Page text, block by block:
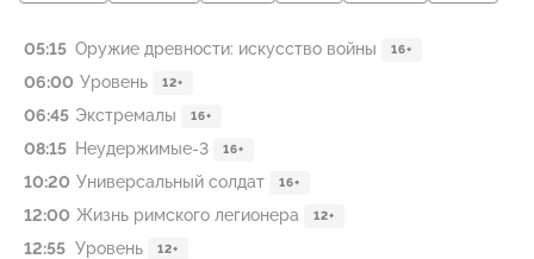
05:15 Оружие древности: искусство войны 16+
06:00 Уровень 12+
06:45 Экстремалы 16+
08:15 Неудержимые-3 16+
10:20 Универсальный солдат 16+
12:00 Жизнь римского легионера 12+
12:55 Уровень 12+